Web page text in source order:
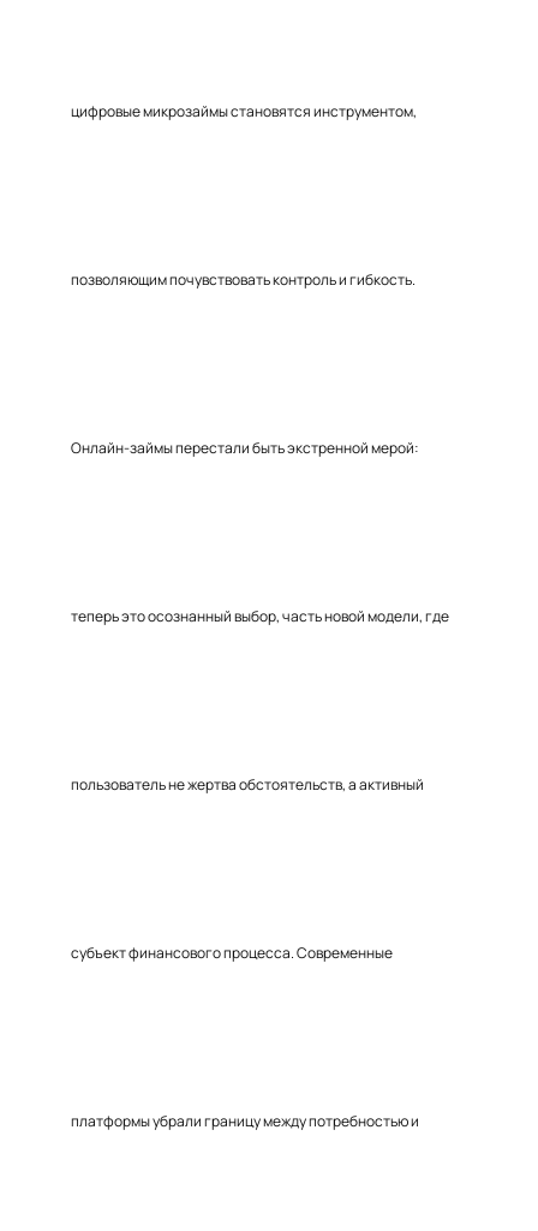
цифровые микрозаймы становятся инструментом,
позволяющим почувствовать контроль и гибкость.
Онлайн-займы перестали быть экстренной мерой:
теперь это осознанный выбор, часть новой модели, где
пользователь не жертва обстоятельств, а активный
субъект финансового процесса. Современные
платформы убрали границу между потребностью и